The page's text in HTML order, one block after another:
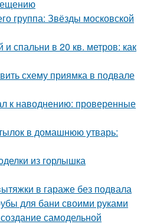
группа: Звёзды московской
спальни в 20 кв. метров: как
схему приямка в подвале
к наводнению: проверенные
в домашнюю утварь:
из горлышка
в гараже без подвала
для бани своими руками
самодельной